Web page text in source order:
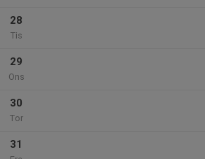
28
Tis
29
Ons
30
Tor
31